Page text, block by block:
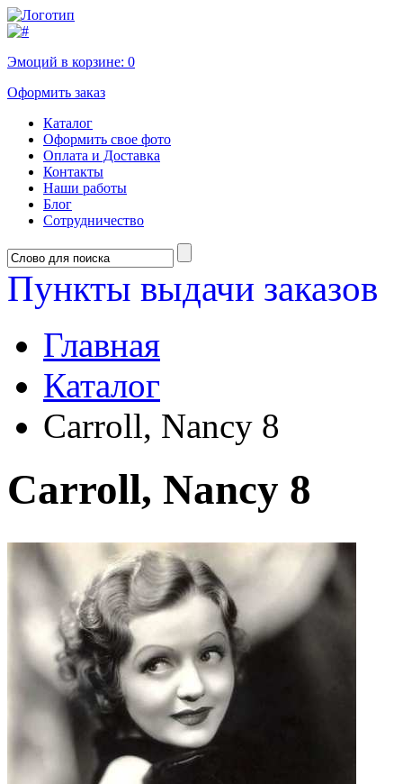
Эмоций в корзине: 0
Оформить заказ
Каталог
Оформить свое фото
Оплата и Доставка
Контакты
Наши работы
Блог
Сотрудничество
Пункты выдачи заказов
Главная
Каталог
Carroll, Nancy 8
Carroll, Nancy 8